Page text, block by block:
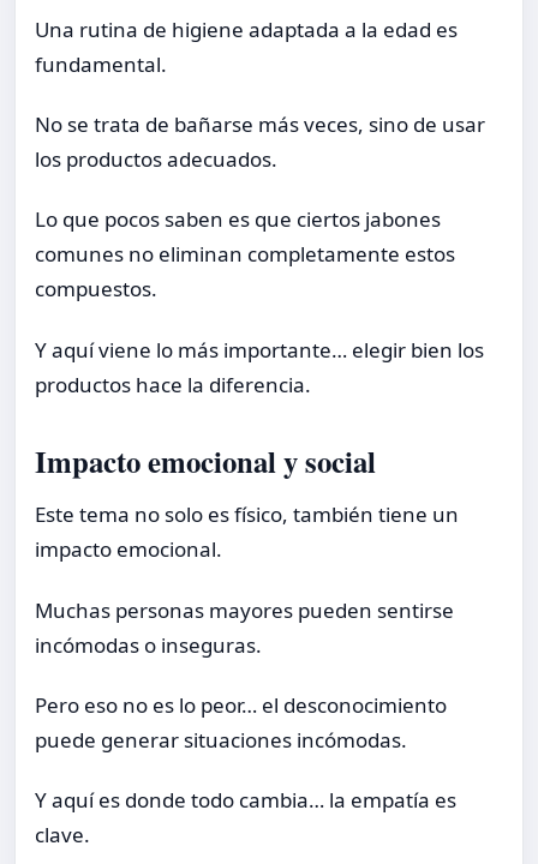
Una rutina de higiene adaptada a la edad es
fundamental.
No se trata de bañarse más veces, sino de usar
los productos adecuados.
Lo que pocos saben es que ciertos jabones
comunes no eliminan completamente estos
compuestos.
Y aquí viene lo más importante… elegir bien los
productos hace la diferencia.
Impacto emocional y social
Este tema no solo es físico, también tiene un
impacto emocional.
Muchas personas mayores pueden sentirse
incómodas o inseguras.
Pero eso no es lo peor… el desconocimiento
puede generar situaciones incómodas.
Y aquí es donde todo cambia… la empatía es
clave.